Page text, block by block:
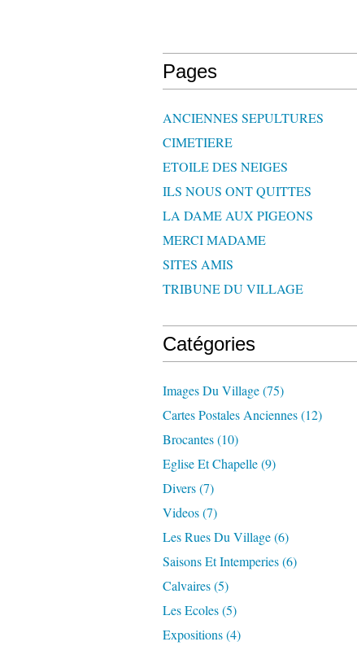
Pages
ANCIENNES SEPULTURES
CIMETIERE
ETOILE DES NEIGES
ILS NOUS ONT QUITTES
LA DAME AUX PIGEONS
MERCI MADAME
SITES AMIS
TRIBUNE DU VILLAGE
Catégories
Images Du Village(75)
Cartes Postales Anciennes(12)
Brocantes(10)
Eglise Et Chapelle(9)
Divers(7)
Videos(7)
Les Rues Du Village(6)
Saisons Et Intemperies(6)
Calvaires(5)
Les Ecoles(5)
Expositions(4)